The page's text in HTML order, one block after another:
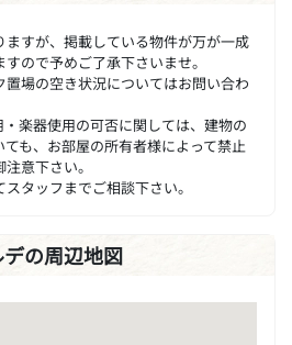
すが、掲載している物件が万が一成
ので予めご了承下さいませ。
場の空き状況についてはお問い合わ
楽器使用の可否に関しては、建物の
も、お部屋の所有者様によって禁止
意下さい。
タッフまでご相談下さい。
の周辺地図